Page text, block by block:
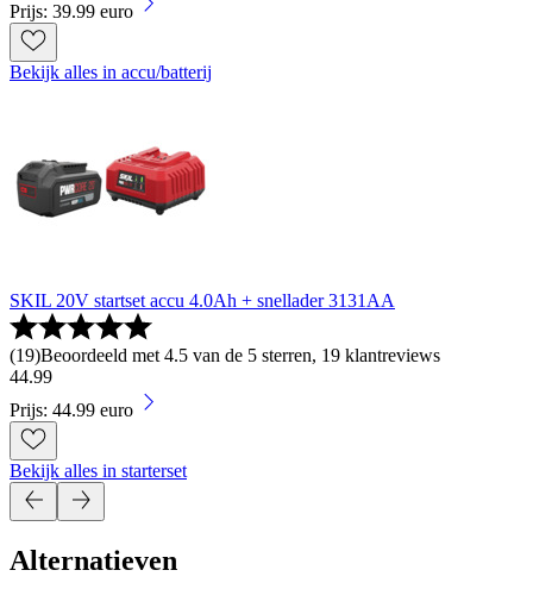
Prijs: 39.99 euro
Bekijk alles in accu/batterij
SKIL 20V startset accu 4.0Ah + snellader 3131AA
(19)Beoordeeld met 4.5 van de 5 sterren, 19 klantreviews
44.99
Prijs: 44.99 euro
Bekijk alles in starterset
Alternatieven